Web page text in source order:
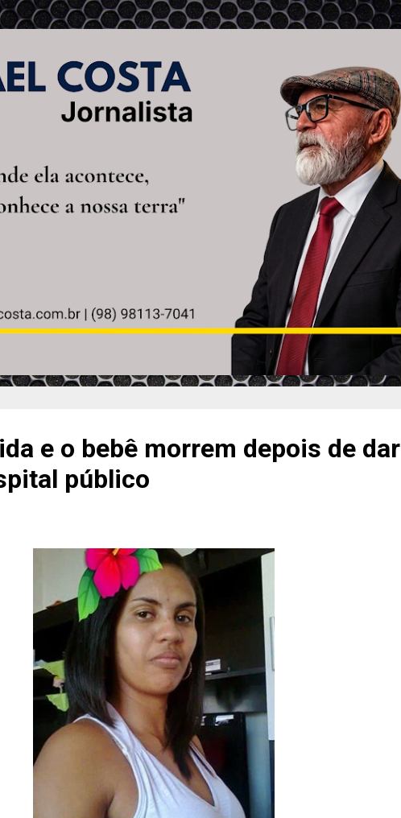
Pular para o conteúdo principal
e o bebê morrem depois de dar
público